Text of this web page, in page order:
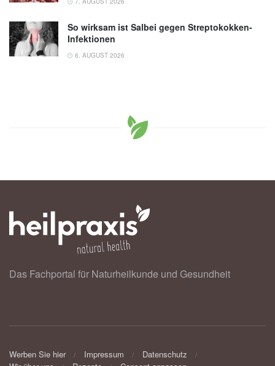
So wirksam ist Salbei gegen Streptokokken-
Infektionen
6. AUGUST 2026
Das Fachportal für Naturheilkunde und Gesundheit
Werben Sie hier Impressum
Datenschutz